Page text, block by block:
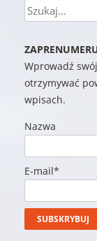
Szukaj
Wprowadź
otrzymywać
wpisach.
Nazwa
E-mail*